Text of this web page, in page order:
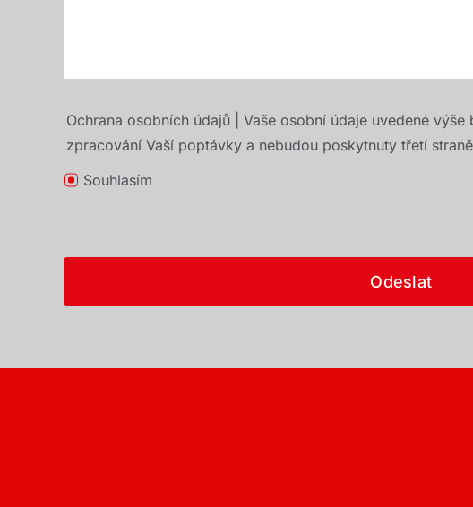
Ochrana osobních údajů | Vaše osobní údaje uvedené
zpracování Vaší poptávky a nebudou poskytnuty třetí
Souhlasím
Odeslat